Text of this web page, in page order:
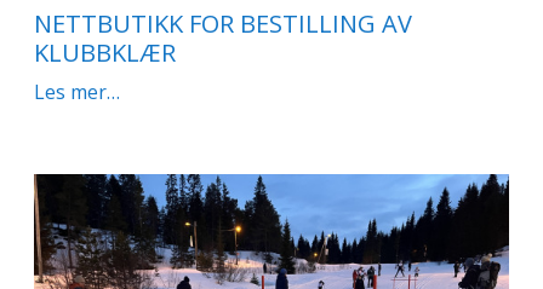
NETTBUTIKK FOR BESTILLING AV
KLUBBKLÆR
Les mer…